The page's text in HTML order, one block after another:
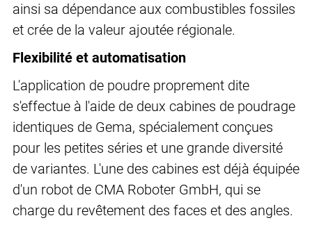
ainsi sa dépendance aux combustibles fossiles
et crée de la valeur ajoutée régionale.
Flexibilité et automatisation
L'application de poudre proprement dite
s'effectue à l'aide de deux cabines de poudrage
identiques de Gema, spécialement conçues
pour les petites séries et une grande diversité
de variantes. L'une des cabines est déjà équipée
d'un robot de CMA Roboter GmbH, qui se
charge du revêtement des faces et des angles.